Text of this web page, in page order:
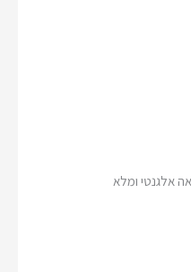
אלגנטי ומלא